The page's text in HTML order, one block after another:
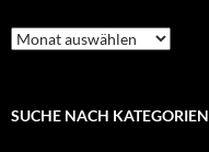
Zuvor
auf
SUCHE NACH KATEGORIEN